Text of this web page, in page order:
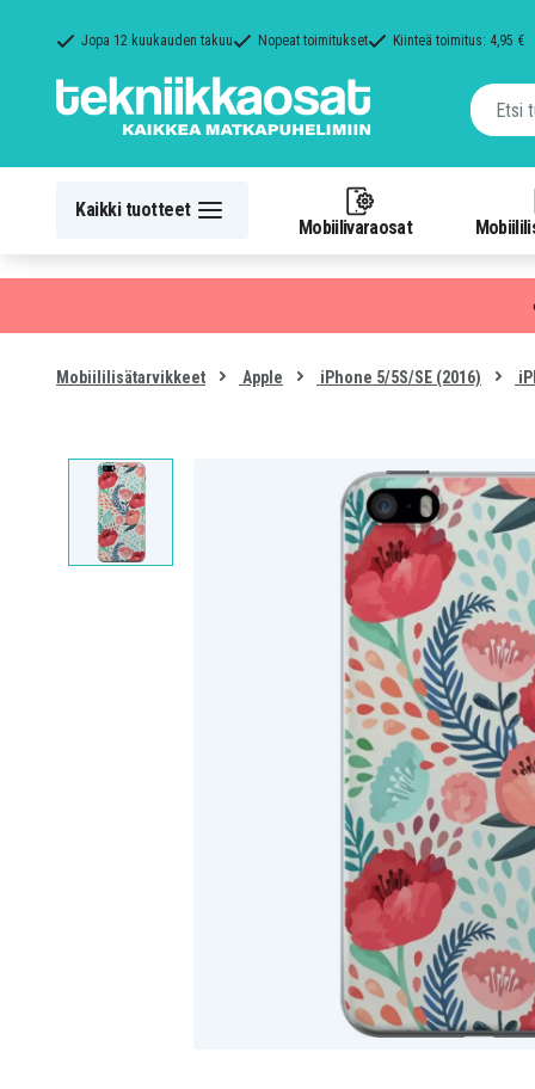
Jopa 12 kuukauden takuu Nopeat toimitukset Kiinteä toimitus: 4,95 €
Kaikki tuotteet
Mobiilivaraosat
Mobiililisätarvikkeet Apple iPhone 5/5S/SE (2016)